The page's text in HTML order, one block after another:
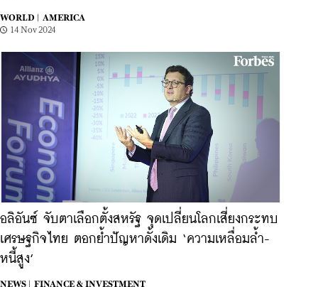
WORLD |
AMERICA
14 Nov 2024
อลิอันซ์ จับตาเลือกตั้งสหรัฐ จุดเปลี่ยนโลกเสี่ยงกระทบ
เศรษฐกิจไทย ตอกย้ำปัญหาดั้งเดิม ‘ความเหลื่อมล้ำ-
หนี้สูง’
NEWS |
FINANCE & INVESTMENT